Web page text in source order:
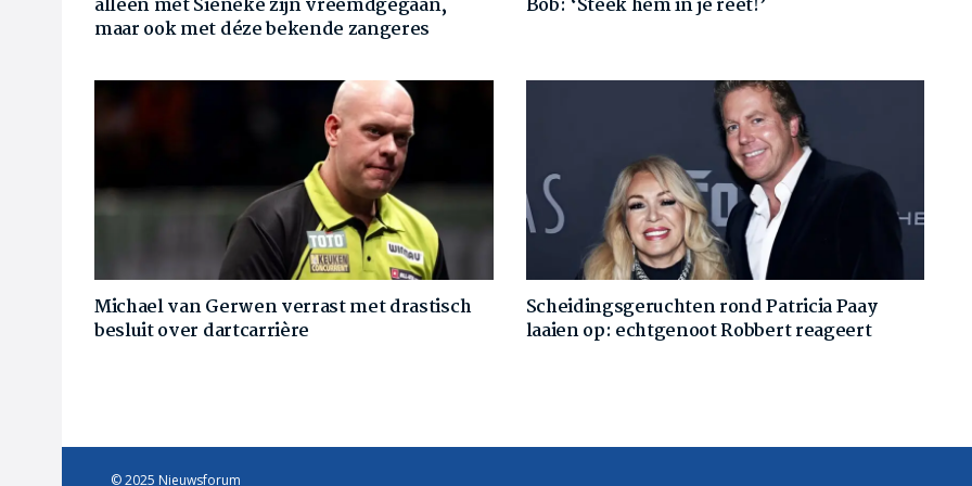
alleen met Sieneke zijn vreemdgegaan,
maar ook met déze bekende zangeres
Bob: ‘Steek hem in je reet!’
Michael van Gerwen verrast met drastisch
besluit over dartcarrière
Scheidingsgeruchten rond Patricia Paay
laaien op: echtgenoot Robbert reageert
© 2025 Nieuwsforum